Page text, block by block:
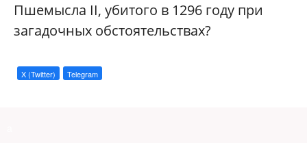
Пшемысла II, убитого в 1296 году при
загадочных обстоятельствах?
X (Twitter) Telegram